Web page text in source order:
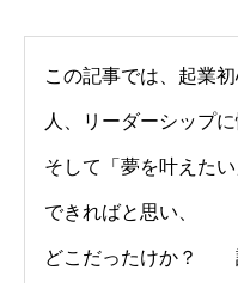
この記事では、起業
人、リーダーシップ
そして「夢を叶えた
できればと思い、
どこだったけか？